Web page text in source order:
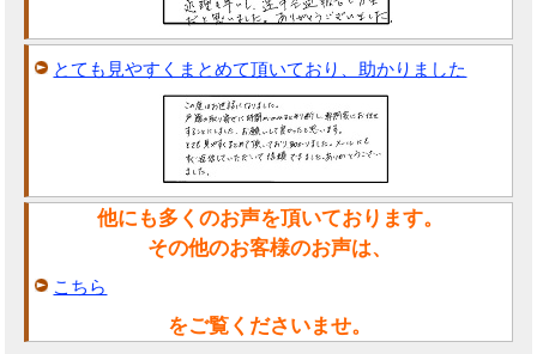
とても見やすくまとめて頂いており、助かりました
他にも多くのお声を頂いております。
その他のお客様のお声は、
こちら
をご覧くださいませ。